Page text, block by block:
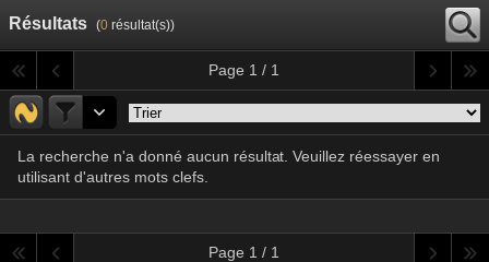
Résultats (0résultat(s))
Page 1 / 1
La recherche n'a donné aucun résultat. Veuillez réessayer en
utilisant d'autres mots clefs.
Page 1 / 1